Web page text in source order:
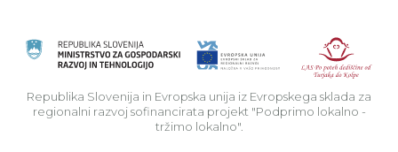
Republika Slovenija in Evropska unija iz Evropskega sklada za
regionalni razvoj sofinancirata projekt "Podprimo lokalno -
tržimo lokalno".